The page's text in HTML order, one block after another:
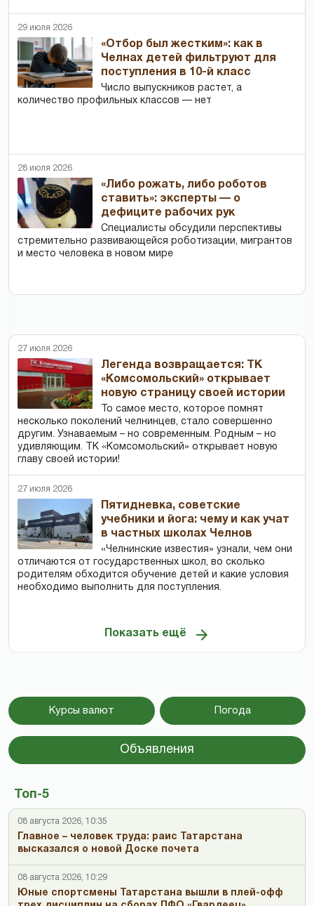
29 июля 2026
«Отбор был жестким»: как в
Челнах детей фильтруют для
поступления в 10-й класс
Число выпускников растет, а
количество профильных классов — нет
28 июля 2026
«Либо рожать, либо роботов
ставить»: эксперты — о
дефиците рабочих рук
Специалисты обсудили перспективы
стремительно развивающейся роботизации, мигрантов
и место человека в новом мире
27 июля 2026
Легенда возвращается: ТК
«Комсомольский» открывает
новую страницу своей истории
То самое место, которое помнят
несколько поколений челнинцев, стало совершенно
другим. Узнаваемым – но современным. Родным – но
удивляющим. ТК «Комсомольский» открывает новую
главу своей истории!
27 июля 2026
Пятидневка, советские
учебники и йога: чему и как учат
в частных школах Челнов
«Челнинские известия» узнали, чем они
отличаются от государственных школ, во сколько
родителям обходится обучение детей и какие условия
необходимо выполнить для поступления.
Показать ещё
Курсы валют Погода
Объявления
Топ-5
08 августа 2026, 10:35
Главное – человек труда: раис Татарстана
высказался о новой Доске почета
08 августа 2026, 10:29
Юные спортсмены Татарстана вышли в плей-офф